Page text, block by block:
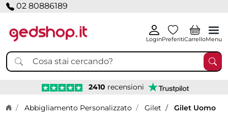
02 80886189
LoginPreferitiCarrelloMenu
2410 recensioni
Home page
Abbigliamento Personalizzato Gilet Gilet Uomo